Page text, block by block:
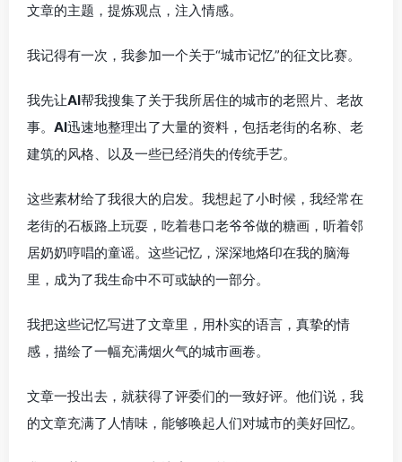
文章的主题，提炼观点，注入情感。
我记得有一次，我参加一个关于“城市记忆”的征文比赛。
我先让AI帮我搜集了关于我所居住的城市的老照片、老故
事。 AI迅速地整理出了大量的资料，包括老街的名称、老
建筑的风格、以及一些已经消失的传统手艺。
这些素材给了我很大的启发。我想起了小时候，我经常在
老街的石板路上玩耍，吃着巷口老爷爷做的糖画，听着邻
居奶奶哼唱的童谣。这些记忆，深深地烙印在我的脑海
里，成为了我生命中不可或缺的一部分。
我把这些记忆写进了文章里，用朴实的语言，真挚的情
感，描绘了一幅充满烟火气的城市画卷。
文章一投出去，就获得了评委们的一致好评。他们说，我
的文章充满了人情味，能够唤起人们对城市的美好回忆。